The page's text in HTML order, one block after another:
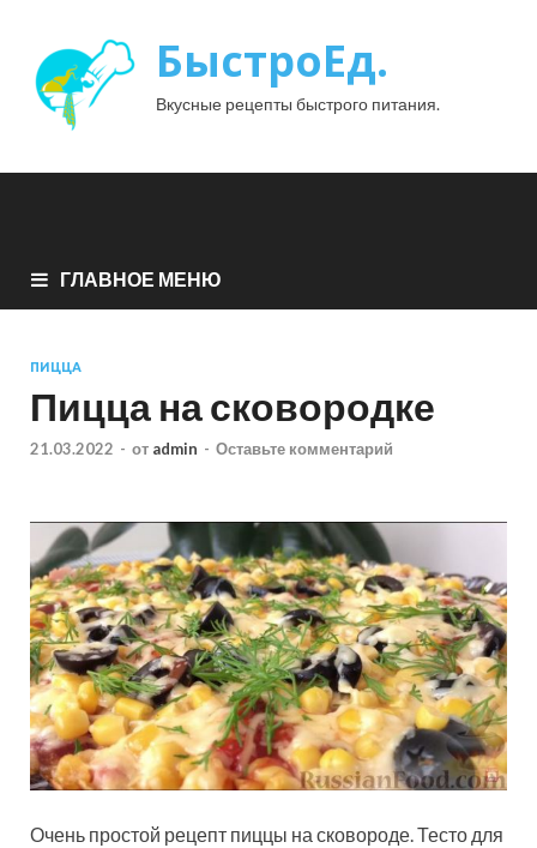
БыстроЕд.
Вкусные рецепты быстрого питания.
ГЛАВНОЕ МЕНЮ
ПИЦЦА
Пицца на сковородке
21.03.2022 - от admin - Оставьте комментарий
Очень простой рецепт пиццы на сковороде. Тесто для